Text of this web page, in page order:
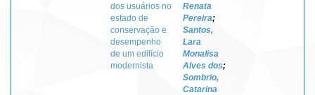
dos usuários no
estado de
conservação e
desempenho
de um edifício
modernista
Renata
Pereira;
Santos,
Lara
Monalisa
Alves dos;
Sombrio,
Catarina